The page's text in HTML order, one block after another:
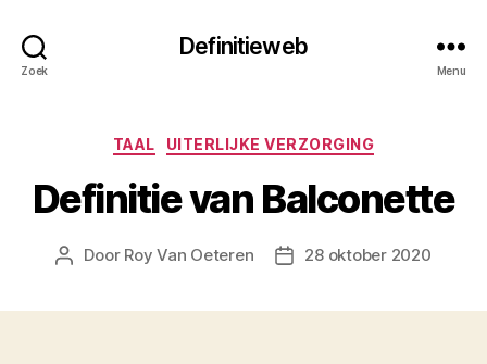
Zoek
Definitieweb
Menu
Categorieën
TAAL UITERLIJKE VERZORGING
Definitie van Balconette
Berichtauteur
Door Roy Van Oeteren Berichtdatum
28 oktober 2020